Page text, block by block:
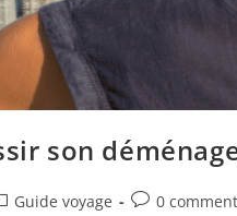
son
Guide voyage 0